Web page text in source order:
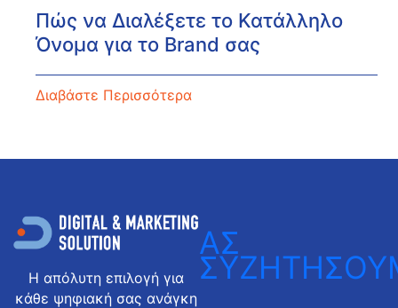
Πώς να Διαλέξετε το Κατάλληλο
Όνομα για το Brand σας
Διαβάστε Περισσότερα
Η απόλυτη επιλογή για
κάθε ψηφιακή σας ανάγκη
ΑΣ